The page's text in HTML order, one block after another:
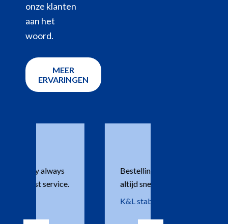
onze klanten
aan het
woord.
MEER
ERVARINGEN
Bestellingen worden
altijd snel geleverd.